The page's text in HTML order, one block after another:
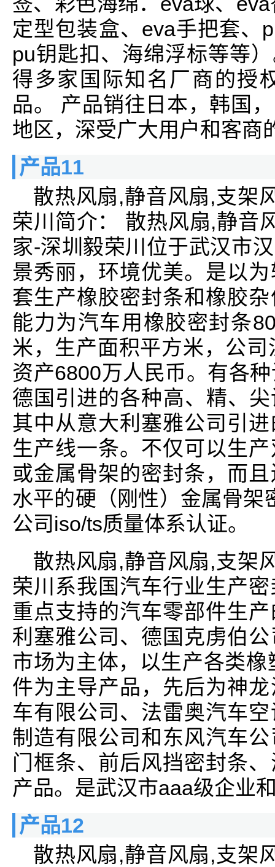
定型包装盒、eva手把套、
pu钥匙扣、海绵浮标等等
得多家国际知名厂商的授
品。 产品销往日本，韩国
地区，深受广大用户和客商
产品11
散热风扇,静音风扇,支架
荣川简介： 散热风扇,静音
家-深圳毅荣川位于武汉市
景秀丽，环境优美。是以
套生产橡胶密封条和橡胶
能力为汽车用橡胶密封条
米，生产面积平方米，公
资产6800万人民币。有各
德国引进的各种高、精、
其中从意大利塞雅公司引
生产线一条。不仅可以生
或金属骨架的密封条，而
水平的硬（刚性）金属骨架
公司iso/ts质量体系认证。
散热风扇,静音风扇,支架
荣川系我国汽车行业生产
重点支持的汽车零部件生
利塞雅公司、德国克虏伯
市场为主体，以生产各类
件为主导产品，先后为神
车有限公司、法雷奥汽车
制造有限公司和东风汽车
门框条、前后风挡密封条
产品。是武汉市aaa级企业
产品12
散热风扇,静音风扇,支架